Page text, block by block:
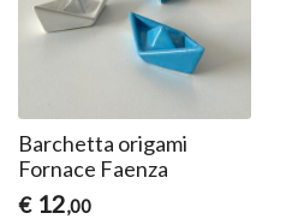
Barchetta origami
Fornace Faenza
€ 12,00